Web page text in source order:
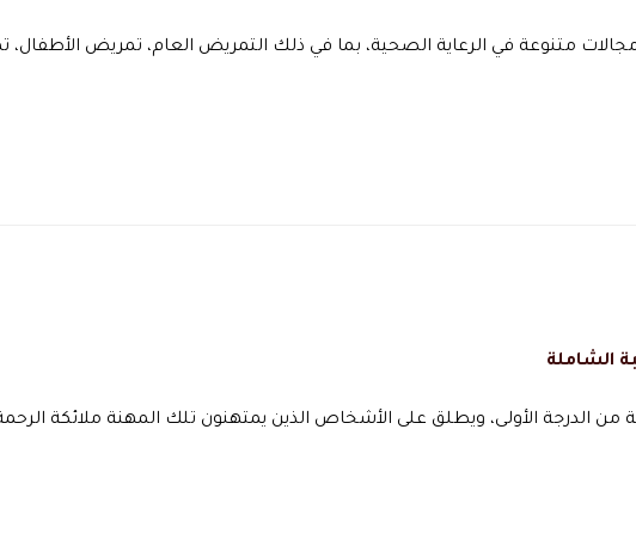
متنوعة في الرعاية الصحية، بما في ذلك التمريض العام، تمريض الأطفال،
الشاملة
الدرجة الأولى، ويطلق على الأشخاص الذين يمتهنون تلك المهنة ملائكة